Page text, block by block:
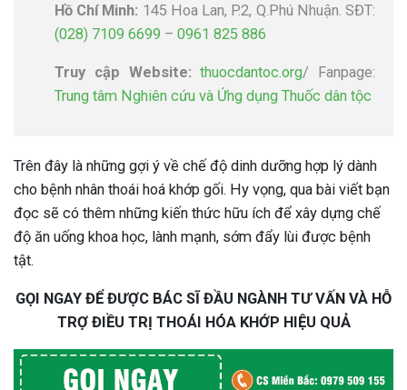
Hồ Chí Minh: 145 Hoa Lan, P.2, Q.Phú Nhuận. SĐT:
(028) 7109 6699 – 0961 825 886
Truy cập Website:thuocdantoc.org/ Fanpage:
Trung tâm Nghiên cứu và Ứng dụng Thuốc dân tộc
Trên đây là những gợi ý về chế độ dinh dưỡng hợp lý dành
cho bệnh nhân thoái hoá khớp gối. Hy vọng, qua bài viết bạn
đọc sẽ có thêm những kiến thức hữu ích để xây dựng chế
độ ăn uống khoa học, lành mạnh, sớm đẩy lùi được bệnh
tật.
GỌI NGAY ĐỂ ĐƯỢC BÁC SĨ ĐẦU NGÀNH TƯ VẤN VÀ HỖ
TRỢ ĐIỀU TRỊ THOÁI HÓA KHỚP HIỆU QUẢ